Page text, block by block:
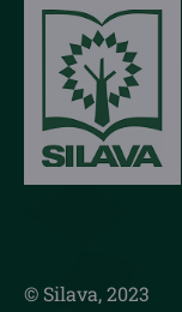
© Silava, 2023